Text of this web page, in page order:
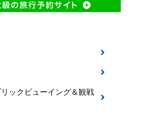
ックビューイング＆観戦